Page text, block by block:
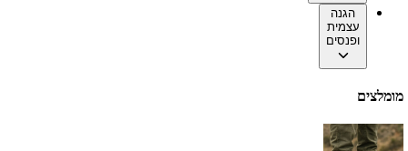
הגנה
עצמית
ופנסים
מומלצים